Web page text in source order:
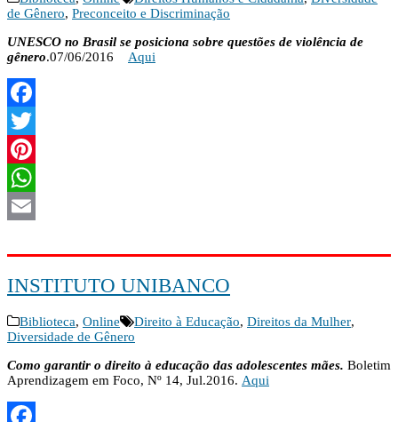
de Gênero, Preconceito e Discriminação
UNESCO no Brasil se posiciona sobre questões de violência de
gênero.07/06/2016 Aqui
Facebook
Twitter
Pinterest
WhatsApp
INSTITUTO UNIBANCO
Biblioteca, Online Direito à Educação, Direitos da Mulher,
Diversidade de Gênero
Como garantir o direito à educação das adolescentes mães. Boletim
Aprendizagem em Foco, Nº 14, Jul.2016. Aqui